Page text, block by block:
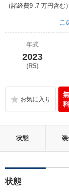
（諸経費9 .7 万円含む）
こ
年式
2023
(R5)
無
料
状態
状態